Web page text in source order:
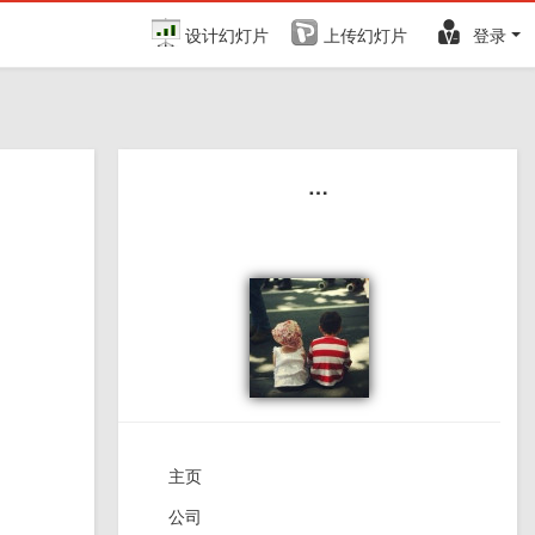
设计幻灯片 上传幻灯片 登录
…
主页
公司